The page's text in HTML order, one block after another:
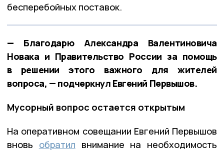
бесперебойных поставок.
— Благодарю Александра Валентиновича
Новака и Правительство России за помощь
в решении этого важного для жителей
вопроса, — подчеркнул Евгений Первышов.
Мусорный вопрос остается открытым
На оперативном совещании Евгений Первышов
вновь обратил внимание на необходимость